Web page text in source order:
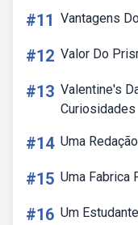
#11 Vantagens
#12 Valor Do
#13 Valentine's
Curiosidades
#14 Uma
#15 Uma Fabrica
#16 Um